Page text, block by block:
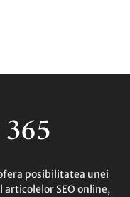
posibilitatea unei
SEO online,